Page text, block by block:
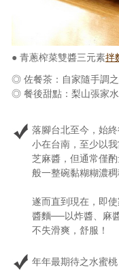
活動實況記錄
媒體報導一覽
合作與代言
訂閱電子報
● 青蔥榨菜雙醬三元素拌
◎ 佐餐茶：自家隨手調
◎ 餐後甜點：梨山張家
落腳台北至今，始
小在台南，至少以
芝麻醬，但通常僅
般一整碗黏糊糊濃
遂而直到現在，即
醬麵──以炸醬、麻
不失滑爽，舒服！
年年最期待之水蜜